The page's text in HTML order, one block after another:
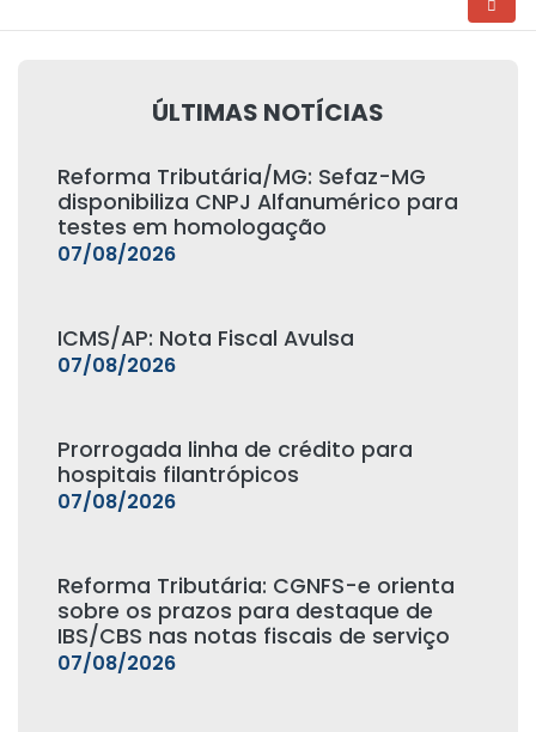
ÚLTIMAS NOTÍCIAS
Reforma Tributária/MG: Sefaz-MG
disponibiliza CNPJ Alfanumérico para
testes em homologação
07/08/2026
ICMS/AP: Nota Fiscal Avulsa
07/08/2026
Prorrogada linha de crédito para
hospitais filantrópicos
07/08/2026
Reforma Tributária: CGNFS-e orienta
sobre os prazos para destaque de
IBS/CBS nas notas fiscais de serviço
07/08/2026